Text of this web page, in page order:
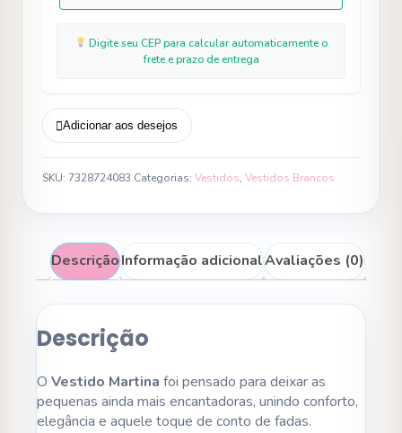
Digite seu CEP para calcular automaticamente o
frete e prazo de entrega
Adicionar aos desejos
SKU: 7328724083 Categorias: Vestidos, Vestidos Brancos
DescriçãoInformação adicionalAvaliações (0)
Descrição
O Vestido Martina foi pensado para deixar as
pequenas ainda mais encantadoras, unindo conforto,
elegância e aquele toque de conto de fadas.